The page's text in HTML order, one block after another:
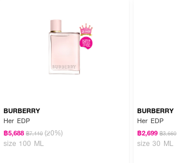
BURBERRY
Her EDP
฿5,688 ฿7,110 (20%)
size 100 ML
BURBERRY
Her EDP
฿2,699 ฿3,660
size 30 ML